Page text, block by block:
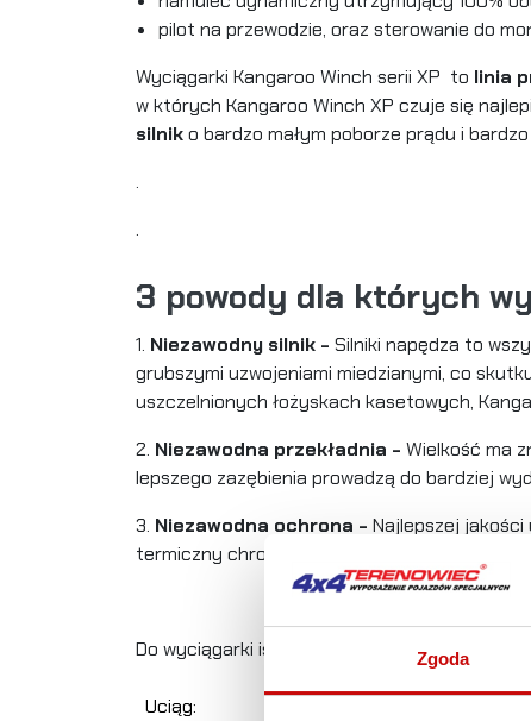
Zgoda
pilot na przewodzie, oraz sterowanie do
Wyciągarki Kangaroo Winch serii XP to linia
w których Kangaroo Winch XP czuje się
silniko bardzo małym poborze prądu i
.
.
3 powody dla których
1. Niezawodny silnik - Silniki napędza to
grubszymi uzwojeniami miedzianymi, co
uszczelnionych łożyskach kasetowych,
2. Niezawodna przekładnia - Wielkość ma
lepszego zazębienia prowadzą do bardziej
3. Niezawodna ochrona - Najlepszej
termiczny chroni Twój sprzęt przed
Do wyciągarki istnieje możliwość dokupienia
Uciąg: